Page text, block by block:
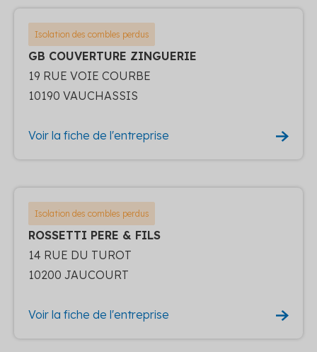
Isolation des combles perdus
GB COUVERTURE ZINGUERIE
19 RUE VOIE COURBE
10190 VAUCHASSIS
Voir la fiche de l'entreprise
Isolation des combles perdus
ROSSETTI PERE & FILS
14 RUE DU TUROT
10200 JAUCOURT
Voir la fiche de l'entreprise